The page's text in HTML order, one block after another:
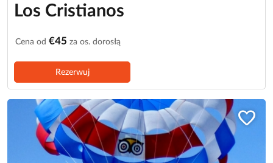
Los Cristianos
Cena od €45 za os. dorosłą
Rezerwuj
favorite